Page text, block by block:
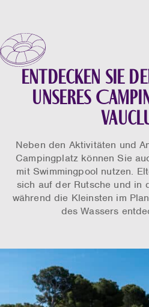
Entdecken Sie
unseres
Neben den Aktivitäten und
Campingplatz können Sie
mit Swimmingpool nutzen.
sich auf der Rutsche und in
während die Kleinsten im
des Wassers